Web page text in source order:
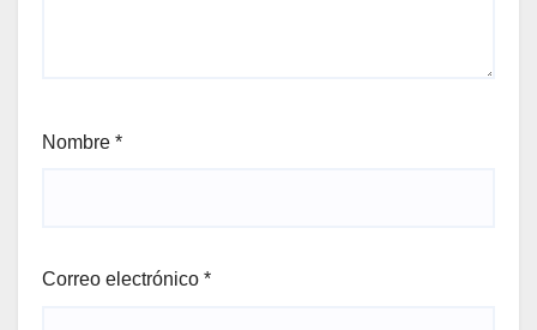
Nombre *
Correo electrónico *